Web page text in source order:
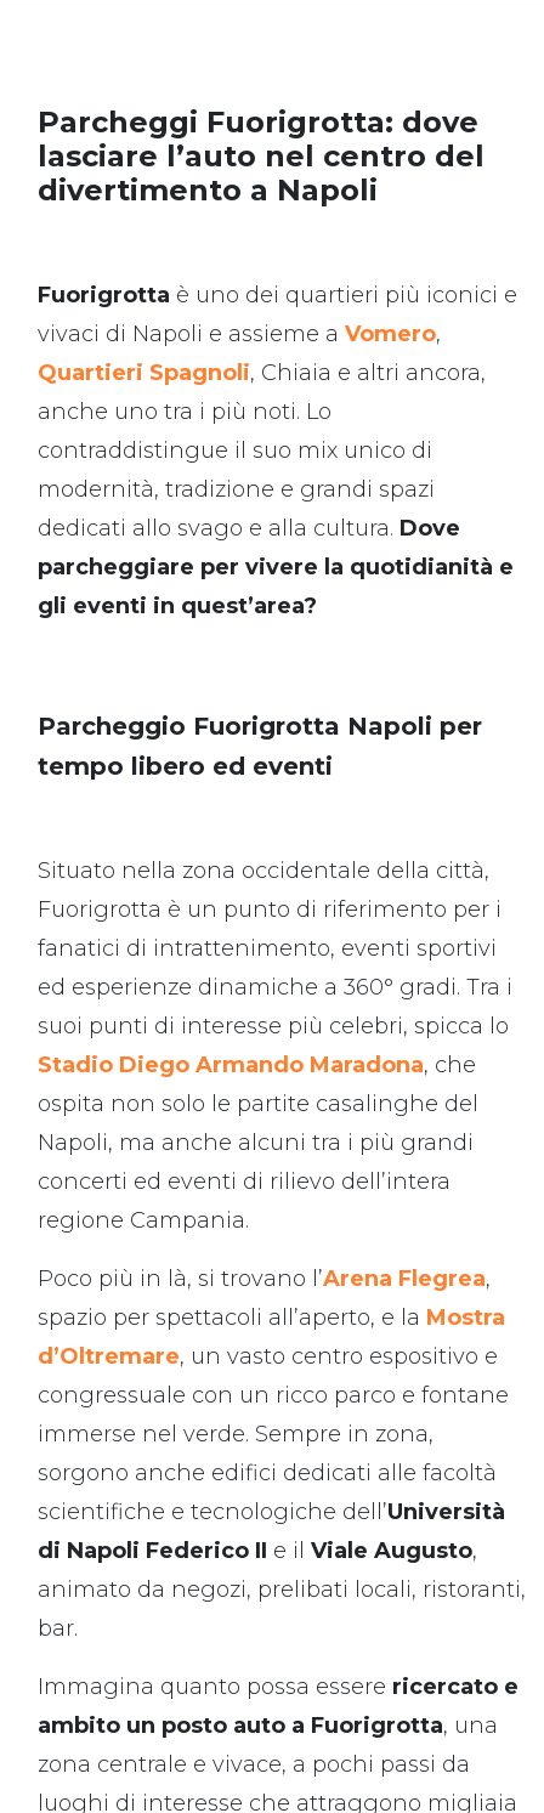
Parcheggi Fuorigrotta: dove
lasciare l’auto nel centro del
divertimento a Napoli
Fuorigrotta è uno dei quartieri più iconici e
vivaci di Napoli e assieme a Vomero,
Quartieri Spagnoli, Chiaia e altri ancora,
anche uno tra i più noti. Lo
contraddistingue il suo mix unico di
modernità, tradizione e grandi spazi
dedicati allo svago e alla cultura. Dove
parcheggiare per vivere la quotidianità e
gli eventi in quest’area?
Parcheggio Fuorigrotta Napoli per
tempo libero ed eventi
Situato nella zona occidentale della città,
Fuorigrotta è un punto di riferimento per i
fanatici di intrattenimento, eventi sportivi
ed esperienze dinamiche a 360° gradi. Tra i
suoi punti di interesse più celebri, spicca lo
Stadio Diego Armando Maradona, che
ospita non solo le partite casalinghe del
Napoli, ma anche alcuni tra i più grandi
concerti ed eventi di rilievo dell’intera
regione Campania.
Poco più in là, si trovano l’Arena Flegrea,
spazio per spettacoli all’aperto, e la Mostra
d’Oltremare, un vasto centro espositivo e
congressuale con un ricco parco e fontane
immerse nel verde. Sempre in zona,
sorgono anche edifici dedicati alle facoltà
scientifiche e tecnologiche dell’Università
di Napoli Federico II e il Viale Augusto,
animato da negozi, prelibati locali, ristoranti,
bar.
Immagina quanto possa essere ricercato e
ambito un posto auto a Fuorigrotta, una
zona centrale e vivace, a pochi passi da
luoghi di interesse che attraggono migliaia